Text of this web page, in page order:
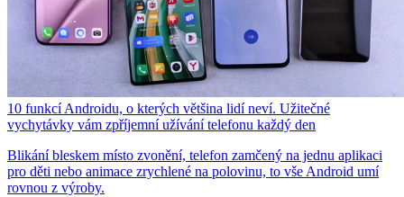
10 funkcí Androidu, o kterých většina lidí neví. Užitečné
vychytávky vám zpříjemní užívání telefonu každý den
Blikání bleskem místo zvonění, telefon zamčený na jednu aplikaci
pro děti nebo animace zrychlené na polovinu, to vše Android umí
rovnou z výroby.